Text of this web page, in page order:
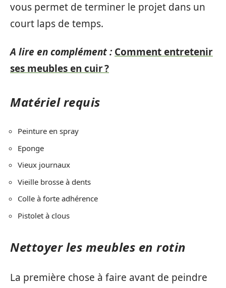
vous permet de terminer le projet dans un
court laps de temps.
A lire en complément : Comment entretenir
ses meubles en cuir ?
Matériel requis
Peinture en spray
Eponge
Vieux journaux
Vieille brosse à dents
Colle à forte adhérence
Pistolet à clous
Nettoyer les meubles en rotin
La première chose à faire avant de peindre